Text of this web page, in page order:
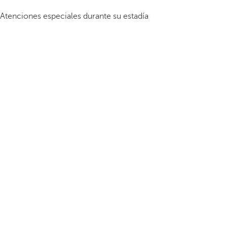
Atenciones especiales durante su estadía